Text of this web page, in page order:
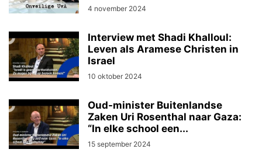
4 november 2024
Interview met Shadi Khalloul:
Leven als Aramese Christen in
Israel
10 oktober 2024
Oud-minister Buitenlandse
Zaken Uri Rosenthal naar Gaza:
“In elke school een...
15 september 2024